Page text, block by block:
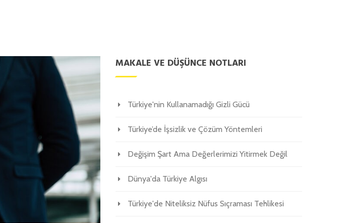
MAKALE VE DÜŞÜNCE NOTLARI
Türkiye'nin Kullanamadığı Gizli Gücü
Türkiye’de İşsizlik ve Çözüm Yöntemleri
Değişim Şart Ama Değerlerimizi Yitirmek Değil
Dünya'da Türkiye Algısı
Türkiye'de Niteliksiz Nüfus Sıçraması Tehlikesi